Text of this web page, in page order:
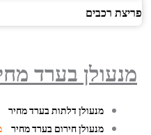
פריצת רכבים
מנעולן בערד
מנעולן דלתות בערד מחיר
מנעולן חירום בערד מחיר